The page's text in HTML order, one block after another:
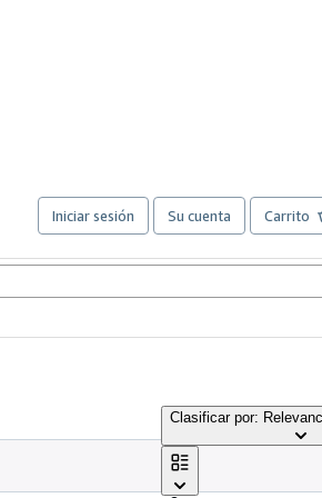
Iniciar sesión Su cuenta Carrito
Clasificar por: